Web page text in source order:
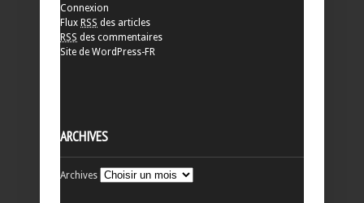
Connexion
Flux RSS des articles
RSS des commentaires
Site de WordPress-FR
ARCHIVES
Archives